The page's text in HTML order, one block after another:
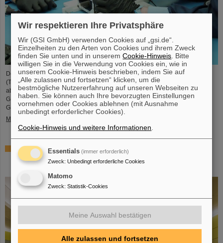
Der studentische Raumfahrtverein TU Darmstadt Space Technology e.V.
(TUDSaT) hat erfolgreich den Zusammenbau des TRACE-Satelliten
abgeschlossen – in der Reinraumumgebung des Detektorlabors von
GSI/FAIR. Mit an Bord des Satelliten befinden sich auch Detektoren von
GSI/FAIR, mit denen geladene Teilchen im Orbit gemessen werden sollen.
Mehr »
Zusammenarbeit bei Forschung und Anwendung der
Partikeltherapie – THM und GSI/FAIR schließen
Kooperationsvereinbarung
Wir respektieren Ihre Privatsphäre
Wir (GSI GmbH) verwenden Cookies auf „gsi.de“.
Einzelheiten zu den Arten von Cookies und ihrem Zweck
finden Sie unten und in unseremCookie-Hinweis . Bitte
willigen Sie in die Verwendung von Cookies ein, wie in
unserem Cookie-Hinweis beschrieben, indem Sie auf
„Alle zulassen und fortsetzen“ klicken, um die
bestmögliche Nutzererfahrung auf unseren Webseiten zu
haben. Sie können auch Ihre bevorzugten Einstellungen
vornehmen oder Cookies ablehnen (mit Ausnahme
unbedingt erforderlicher Cookies).
Cookie-Hinweis und weitere Informationen
Essentials (immer erforderlich)
Zweck: Unbedingt erforderliche Cookies
Matomo
Zweck: Statistik-Cookies
Meine Auswahl bestätigen
Alle zulassen und fortsetzen